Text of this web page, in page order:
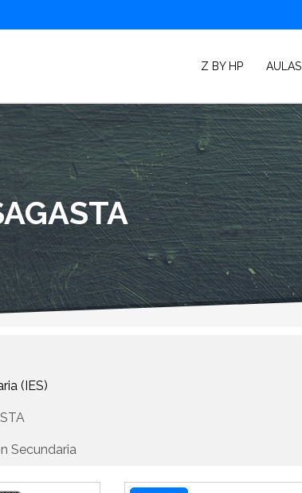
Z BY HP AULAS
(IES)
Secundaria